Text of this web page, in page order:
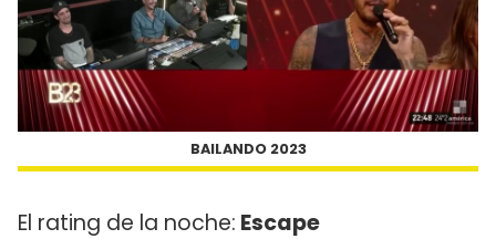
BAILANDO 2023
El rating de la noche: Escape